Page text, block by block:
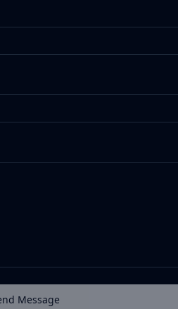
Message